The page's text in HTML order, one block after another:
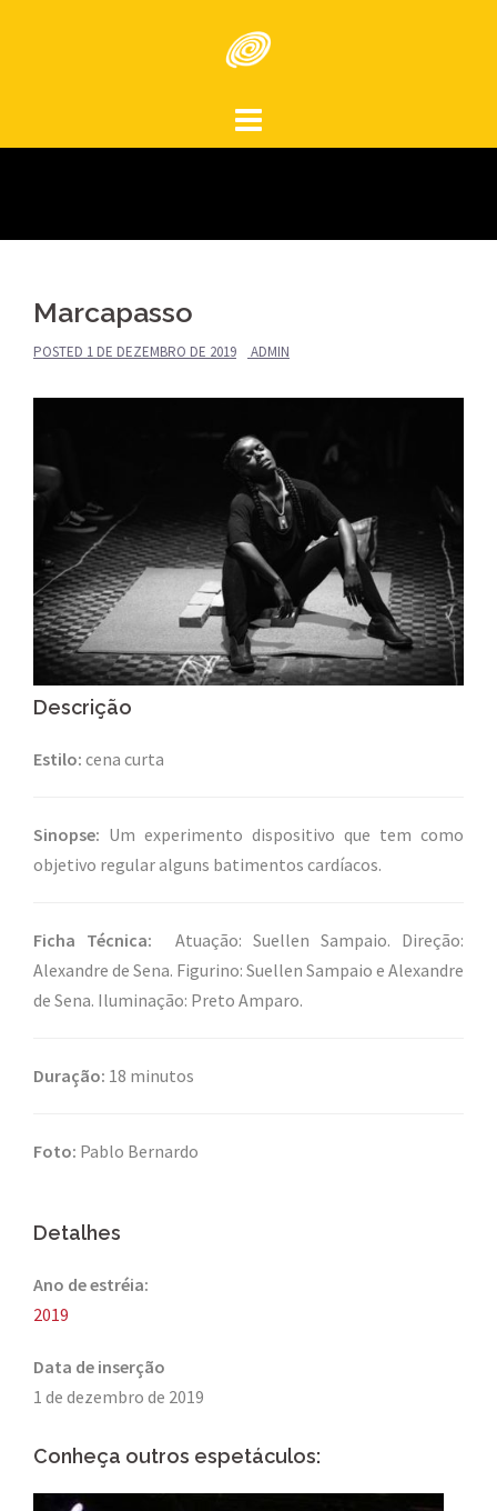
Marcapasso
POSTED 1 DE DEZEMBRO DE 2019 ADMIN
Descrição
Estilo: cena curta
Sinopse: Um experimento dispositivo que tem como
objetivo regular alguns batimentos cardíacos.
Ficha Técnica: Atuação: Suellen Sampaio. Direção:
Alexandre de Sena. Figurino: Suellen Sampaio e Alexandre
de Sena. Iluminação: Preto Amparo.
Duração: 18 minutos
Foto: Pablo Bernardo
Detalhes
Ano de estréia:
2019
Data de inserção
1 de dezembro de 2019
Conheça outros espetáculos: